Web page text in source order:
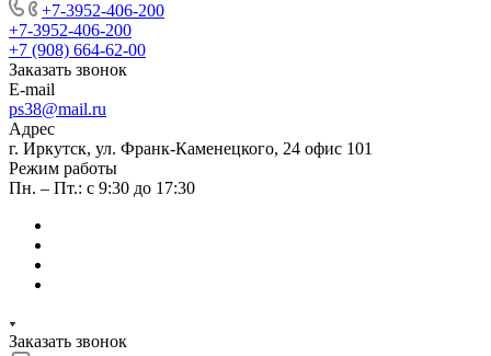
+7-3952-406-200
+7-3952-406-200
+7 (908) 664-62-00
Заказать звонок
E-mail
ps38@mail.ru
Адрес
г. Иркутск, ул. Франк-Каменецкого, 24 офис 101
Режим работы
Пн. – Пт.: с 9:30 до 17:30
Заказать звонок